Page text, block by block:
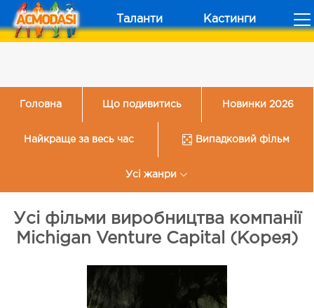
Таланти Кастинги
Головна Що подивитись Новинки 2026
Найкраще за весь час Випадковий фільм
Усі жанри
Усі фільми виробництва компанії
Michigan Venture Capital (Корея)